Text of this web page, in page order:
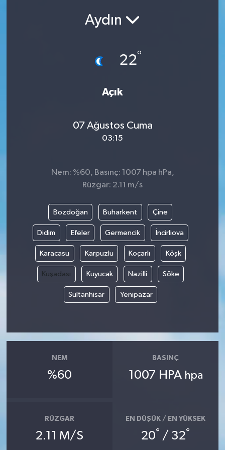
Aydın
22°
Açık
07 Ağustos Cuma
03:15
Nem: %60, Basınç: 1007 hpa hPa,
Rüzgar: 2.11 m/s
Bozdoğan Buharkent Çine
Didim Efeler Germencik İncirliova
Karacasu Karpuzlu Koçarlı Köşk
Kuşadası Kuyucak Nazilli Söke
Sultanhisar Yenipazar
NEM
%60
BASINÇ
1007 HPA hpa
RÜZGAR
2.11 M/S
EN DÜŞÜK / EN YÜKSEK
20° / 32°